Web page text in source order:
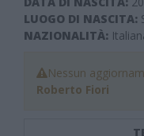
LUOGO DI NASCITA:
NAZIONALITÀ:
Nessun
Roberto Fiori